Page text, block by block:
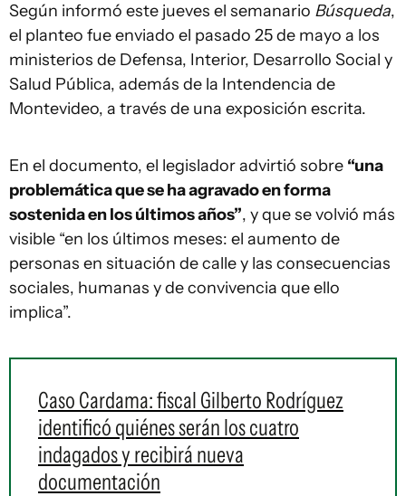
Según informó este jueves el semanario Búsqueda,
el planteo fue enviado el pasado 25 de mayo a los
ministerios de Defensa, Interior, Desarrollo Social y
Salud Pública, además de la Intendencia de
Montevideo, a través de una exposición escrita.
En el documento, el legislador advirtió sobre “una
problemática que se ha agravado en forma
sostenida en los últimos años”, y que se volvió más
visible “en los últimos meses: el aumento de
personas en situación de calle y las consecuencias
sociales, humanas y de convivencia que ello
implica”.
Caso Cardama: fiscal Gilberto Rodríguez
identificó quiénes serán los cuatro
indagados y recibirá nueva
documentación